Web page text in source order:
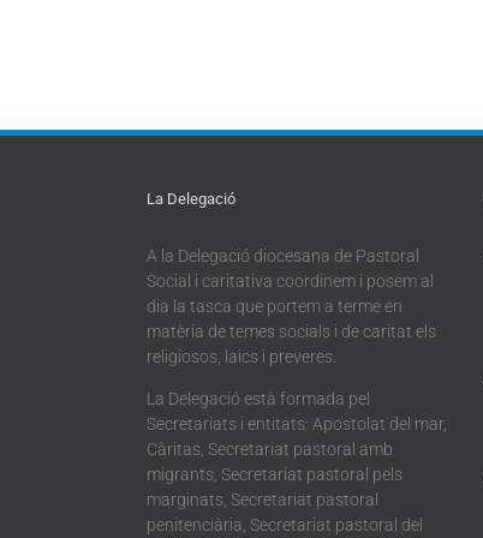
La Delegació
A la Delegació diocesana de Pastoral
Social i caritativa coordinem i posem al
dia la tasca que portem a terme en
matèria de temes socials i de caritat els
religiosos, laics i preveres.
La Delegació està formada pel
Secretariats i entitats: Apostolat del mar,
Càritas, Secretariat pastoral amb
migrants, Secretariat pastoral pels
marginats, Secretariat pastoral
penitenciària, Secretariat pastoral del